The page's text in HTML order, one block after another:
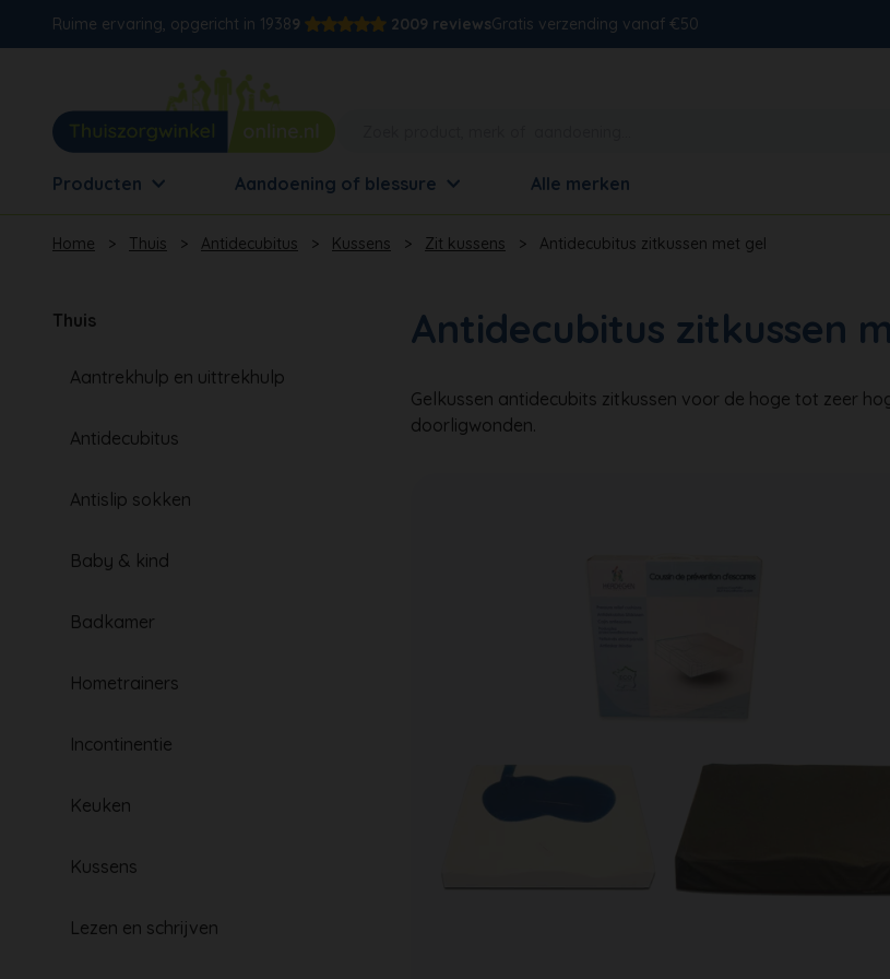
Ruime ervaring, opgericht in 19389 2009 reviewsGratis verzending vanaf €50
Producten Aandoening of blessure Alle merken
Home > Thuis > Antidecubitus > Kussens > Zit kussens > Antidecubitus zitkussen met gel
Thuis
Aantrekhulp en uittrekhulp
Antidecubitus
Antislip sokken
Baby & kind
Badkamer
Hometrainers
Incontinentie
Keuken
Kussens
Lezen en schrijven
Antidecubitus zitkussen
Gelkussen antidecubits zitkussen voor de hoge tot zeer
doorligwonden.